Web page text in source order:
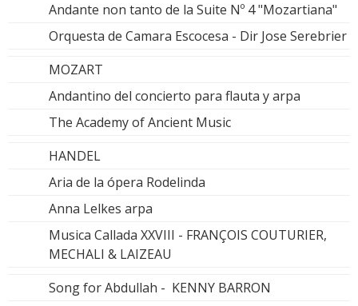
Andante non tanto de la Suite Nº 4 "Mozartiana"
Orquesta de Camara Escocesa - Dir Jose Serebrier
MOZART
Andantino del concierto para flauta y arpa
The Academy of Ancient Music
HANDEL
Aria de la ópera Rodelinda
Anna Lelkes arpa
Musica Callada XXVIII - FRANÇOIS COUTURIER,
MECHALI & LAIZEAU
Song for Abdullah - KENNY BARRON